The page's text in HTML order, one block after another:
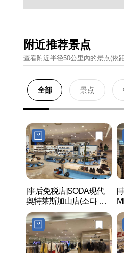
附近推荐景点
查看附近半径50公里內的景点(依
全部 景点
[事后免税店]SODA现代
奥特莱斯加山店(소다 현
대아울렛 가산점)
[